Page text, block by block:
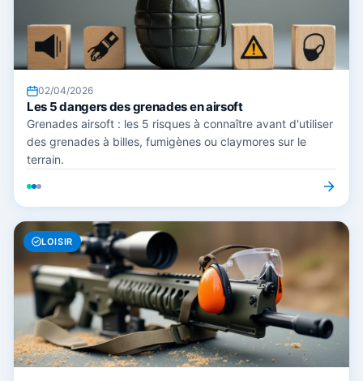
02/04/2026
Les 5 dangers des grenades en airsoft
Grenades airsoft : les 5 risques à connaître avant d'utiliser
des grenades à billes, fumigènes ou claymores sur le
terrain.
LOISIR